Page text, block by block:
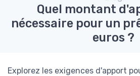
Quel montant
nécessaire pour un
euros ?
Explorez les exigences d'apport